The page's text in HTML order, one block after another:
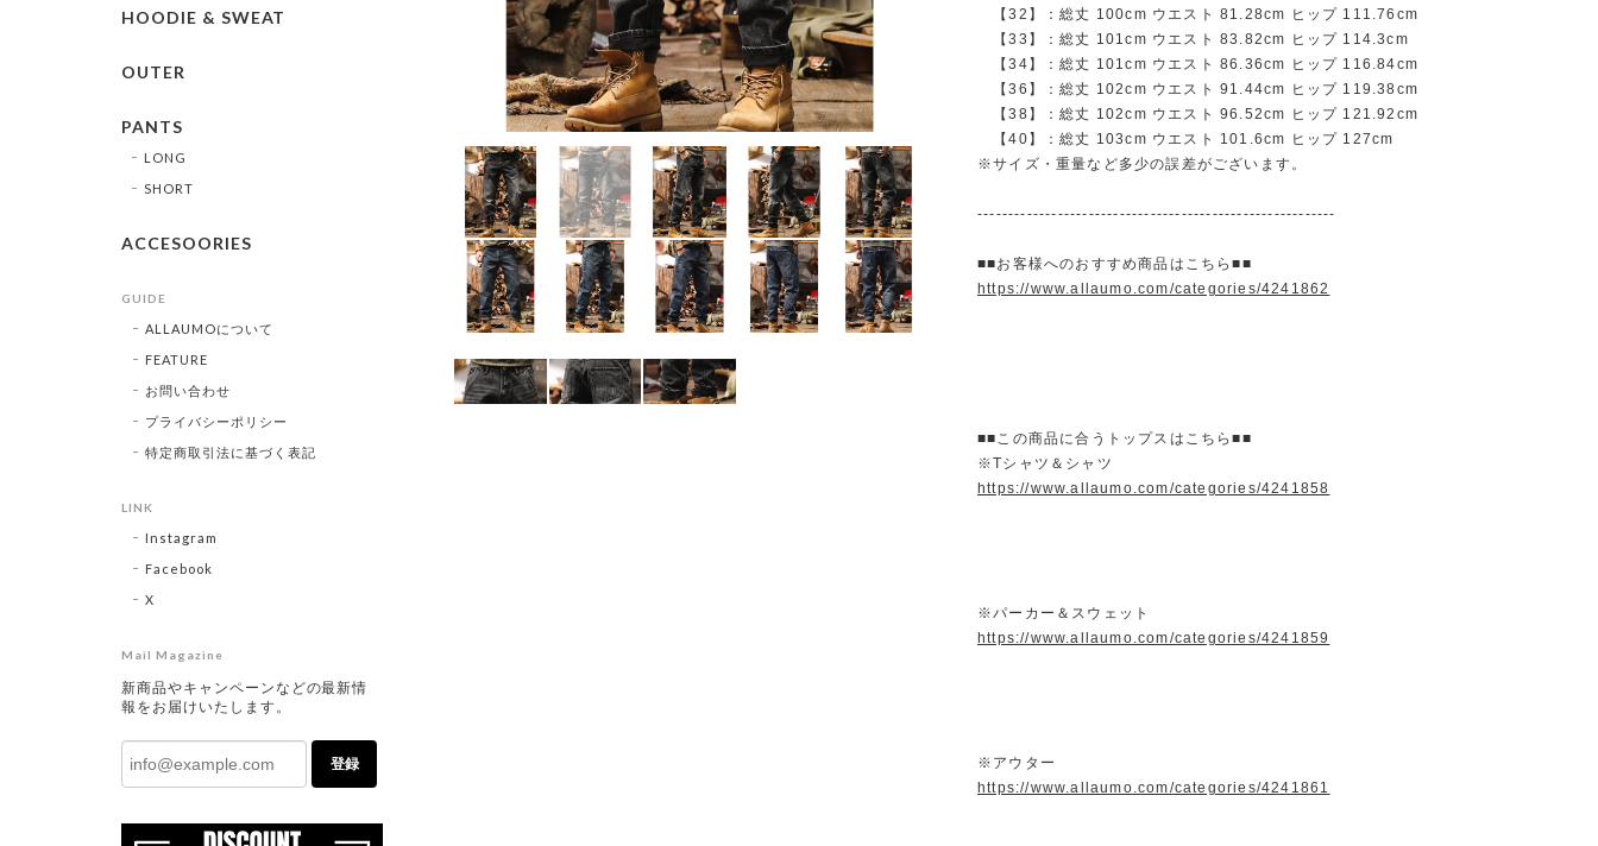
【32】：総丈 100cm ウエスト 81.28cm ヒップ 111.76cm
【33】：総丈 101cm ウエスト 83.82cm ヒップ 114.3cm
【34】：総丈 101cm ウエスト 86.36cm ヒップ 116.84cm
【36】：総丈 102cm ウエスト 91.44cm ヒップ 119.38cm
【38】：総丈 102cm ウエスト 96.52cm ヒップ 121.92cm
【40】：総丈 103cm ウエスト 101.6cm ヒップ 127cm
※サイズ・重量など多少の誤差がございます。
----------------------------------------------------------
■■お客様へのおすすめ商品はこちら■■
https://www.allaumo.com/categories/4241862
■■この商品に合うトップスはこちら■■
※Tシャツ＆シャツ
https://www.allaumo.com/categories/4241858
※パーカー＆スウェット
https://www.allaumo.com/categories/4241859
※アウター
https://www.allaumo.com/categories/4241861
HOODIE & SWEAT
OUTER
PANTS
LONG
SHORT
ACCESOORIES
GUIDE
ALLAUMOについて
FEATURE
お問い合わせ
プライバシーポリシー
特定商取引法に基づく表記
LINK
Instagram
Facebook
X
Mail Magazine
新商品やキャンペーンなどの最新情
報をお届けいたします。
登録